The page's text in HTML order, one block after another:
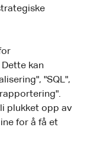
kan
"SQL",
plukket opp av
for å få et